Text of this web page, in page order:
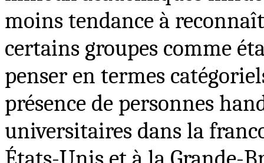
moins tendance à
certains groupes comme
penser en termes
présence de personnes
universitaires dans la